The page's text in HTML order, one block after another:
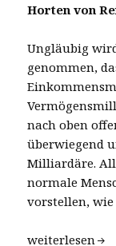
Horten von
Ungläubig
genommen,
nach oben
überwiegend
Milliardäre.
normale
vorstellen, wie
40.000
weiterlesen